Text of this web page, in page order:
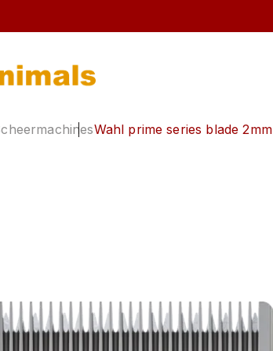
scheermachines wahl prime series blade 2mm